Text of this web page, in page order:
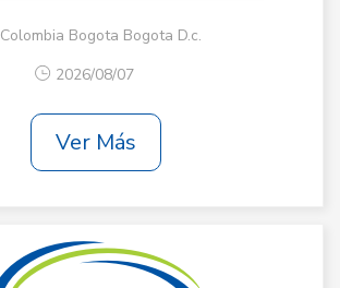
Colombia Bogota Bogota D.c.
2026/08/07
Ver Más